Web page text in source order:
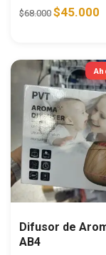
$68.000 Original
$45.000
Difusor de
AB4